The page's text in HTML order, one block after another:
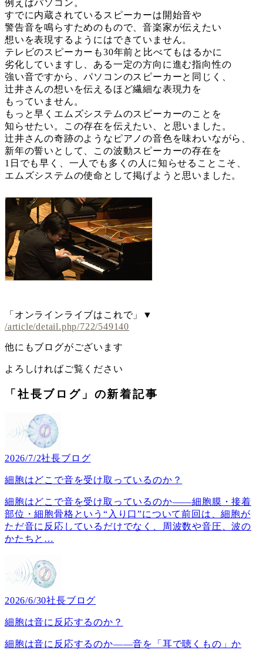
例えばパソコン。
すでに内蔵されているスピーカーは開始音や
警告音を鳴らすためのもので、音楽家が伝えたい
想いを表現するようにはできていません。
テレビのスピーカーも30年前と比べてもはるかに
劣化していますし、ある一定の方向に進む指向性の
強い音ですから、パソコンのスピーカーと同じく、
辻井さんの想いを伝えるほど繊細な表現力を
もっていません。
もっと早くエムズシステムのスピーカーのことを
知らせたい。この存在を伝えたい、と思いました。
辻井さんの奇跡のようなピアノの音色を味わいながら、
新年の誓いとして、この波動スピーカーの存在を
1日でも早く、一人でも多くの人に知らせることこそ、
エムズシステムの使命として掲げようと思いました。
「オンラインライブはこれで」▼
/article/detail.php/722/549140
他にもブログがございます
よろしければご覧ください
「社長ブログ」の新着記事
2026/7/2社長ブログ
細胞はどこで音を受け取っているのか？
細胞はどこで音を受け取っているのか――細胞膜・接着
部位・細胞骨格という“入り口”について前回は、細胞が
ただ音に反応しているだけでなく、周波数や音圧、波の
かたちと …
2026/6/30社長ブログ
細胞は音に反応するのか？
細胞は音に反応するのか――音を「耳で聴くもの」か